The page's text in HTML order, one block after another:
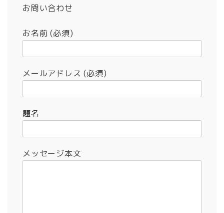
お問い合わせ
お名前 (必須)
メールアドレス (必須)
題名
メッセージ本文